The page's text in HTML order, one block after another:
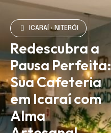
ICARAÍ • NITERÓI
Redescubra a
Pausa Perfeita:
Sua Cafeteria
em Icaraí com
Alma